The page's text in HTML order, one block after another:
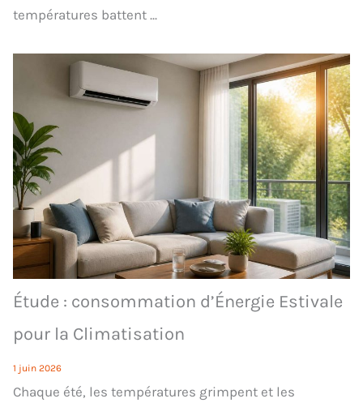
températures battent ...
Étude : consommation d’Énergie Estivale
pour la Climatisation
1 juin 2026
Chaque été, les températures grimpent et les